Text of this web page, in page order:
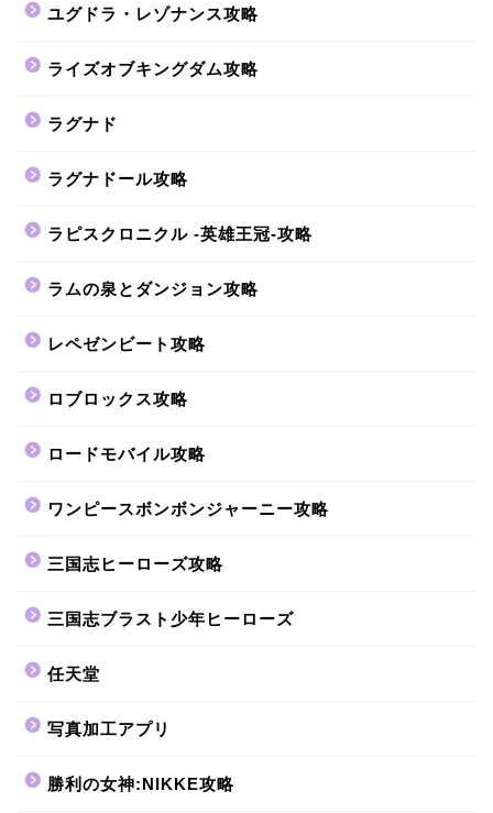
ユグドラ・レゾナンス攻略
ライズオブキングダム攻略
ラグナド
ラグナドール攻略
ラピスクロニクル -英雄王冠-攻略
ラムの泉とダンジョン攻略
レペゼンビート攻略
ロブロックス攻略
ロードモバイル攻略
ワンピースボンボンジャーニー攻略
三国志ヒーローズ攻略
三国志ブラスト少年ヒーローズ
任天堂
写真加工アプリ
勝利の女神:NIKKE攻略